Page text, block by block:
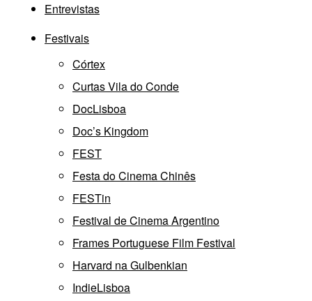
Entrevistas
Festivais
Córtex
Curtas Vila do Conde
DocLisboa
Doc’s Kingdom
FEST
Festa do Cinema Chinês
FESTin
Festival de Cinema Argentino
Frames Portuguese Film Festival
Harvard na Gulbenkian
IndieLisboa